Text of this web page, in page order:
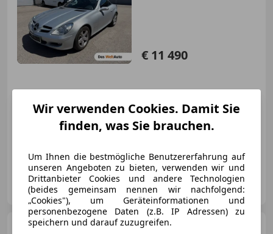
€ 11 490
114 438 km Benzin
120 kW (163 PS)
Autohaus Senker GmbH
AT-3350 Haag
Mercedes-Benz E 350
Wir verwenden Cookies. Damit Sie
finden, was Sie brauchen.
Um Ihnen die bestmögliche Benutzererfahrung auf
unseren Angeboten zu bieten, verwenden wir und
Drittanbieter Cookies und andere Technologien
(beides gemeinsam nennen wir nachfolgend:
„Cookies"), um Geräteinformationen und
personenbezogene Daten (z.B. IP Adressen) zu
speichern und darauf zuzugreifen.